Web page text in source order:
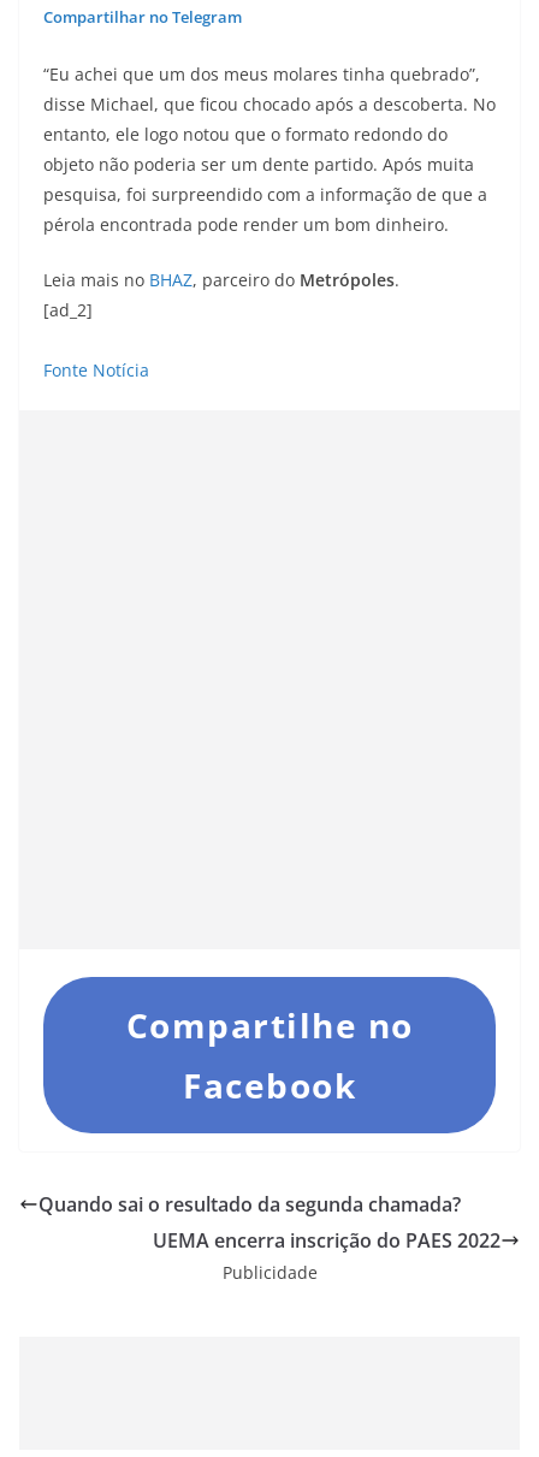
Compartilhar no Telegram
“Eu achei que um dos meus molares tinha quebrado”,
disse Michael, que ficou chocado após a descoberta. No
entanto, ele logo notou que o formato redondo do
objeto não poderia ser um dente partido. Após muita
pesquisa, foi surpreendido com a informação de que a
pérola encontrada pode render um bom dinheiro.
Leia mais no BHAZ, parceiro do Metrópoles.
[ad_2]
Fonte Notícia
Compartilhe no
Facebook
Quando sai o resultado da segunda chamada?
UEMA encerra inscrição do PAES 2022
Publicidade